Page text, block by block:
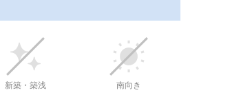
新築・築浅 南向き